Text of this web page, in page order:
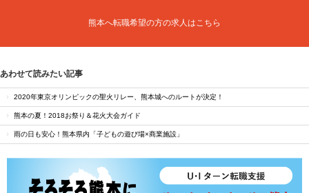
熊本へ転職希望の方の求人はこちら
あわせて読みたい記事
2020年東京オリンピックの聖火リレー、熊本城へのルートが決定！
熊本の夏！2018お祭り＆花火大会ガイド
雨の日も安心！熊本県内「子どもの遊び場×商業施設」